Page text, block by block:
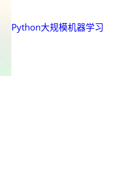
Python大规模机器学习